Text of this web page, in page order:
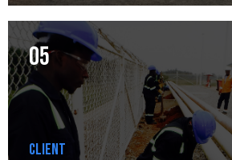
05
Client